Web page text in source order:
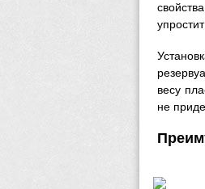
весу
не